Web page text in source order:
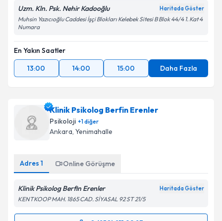
Uzm. Kln. Psk. Nehir Kadooğlu Haritada Göster
Muhsin Yazıcıoğlu Caddesi İşçi Blokları Kelebek Sitesi B Blok 44/4 1. Kat 4
Numara
En Yakın Saatler
13:00
14:00 15:00 Daha Fazla
Klinik Psikolog Berfin Erenler
Psikoloji +1diğer
Ankara, Yenimahalle
Adres 1 Online Görüşme
Klinik Psikolog Berfin Erenler Haritada Göster
KENTKOOP MAH. 1865 CAD. SİYASAL 92 ST 21/5